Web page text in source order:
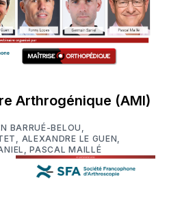
Arthrogénique (AMI)
BARRUÉ-BELOU ,
, ALEXANDRE LE GUEN,
,PASCAL MAILLÉ